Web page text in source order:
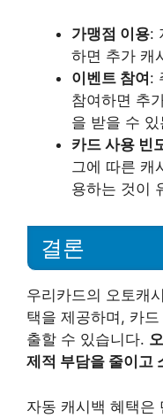
가맹점 이용:
하면 추가 캐
이벤트 참여:
참여하면 추
을 받을 수
카드 사용 빈
그에 따른 캐
용하는 것이
결론
우리카드의 오토캐
택을 제공하며, 카
출할 수 있습니다.
제적 부담을 줄이고
자동 캐시백 혜택은